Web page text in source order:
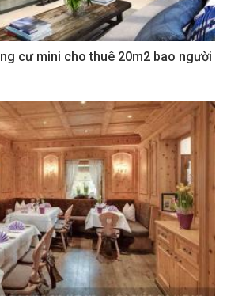
cư mini cho thuê 20m2 bao người